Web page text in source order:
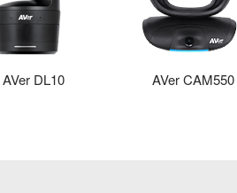
AVer DL10 AVer CAM550